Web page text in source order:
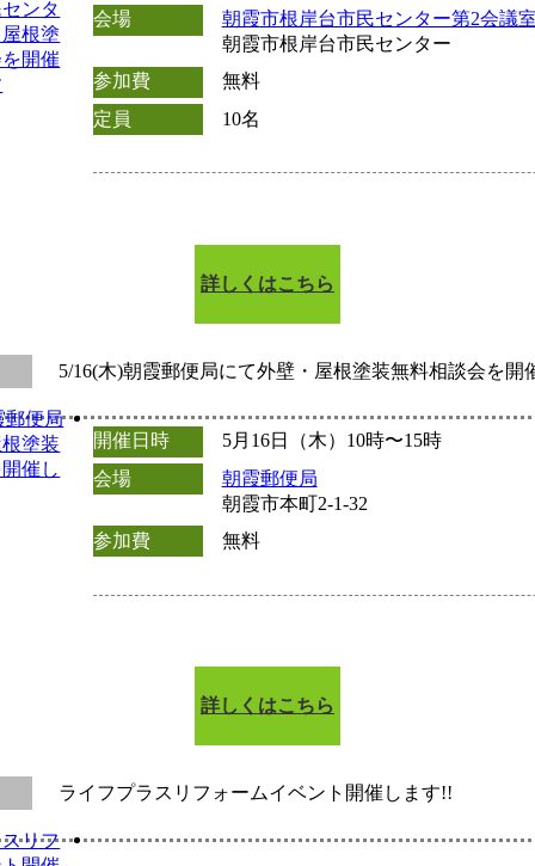
会場
朝霞市根岸台市民センター第2会議室
朝霞市根岸台市民センター
参加費
無料
定員
10名
詳しくはこちら
5/16(木)朝霞郵便局にて外壁・屋根塗装無料相談会を開
開催日時
5月16日（木）10時〜15時
会場
朝霞郵便局
朝霞市本町2-1-32
参加費
無料
詳しくはこちら
ライフプラスリフォームイベント開催します!!